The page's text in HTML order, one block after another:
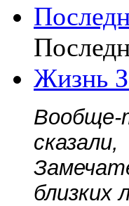
Жизнь
Вообще-
близких